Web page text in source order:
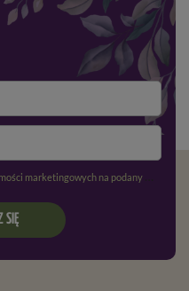
e-mail oraz przetwarzanie danych osobowych zgodnie z
SIĘ